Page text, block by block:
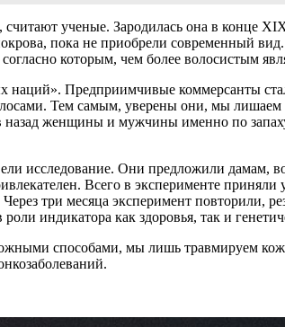
ученые. Зародилась она в конце
пока не приобрели современный
которым, чем более волосистым
наций». Предприимчивые коммерсанты
Тем самым, уверены они, мы лишаем
женщины и мужчины именно по
исследование. Они предложили дамам,
Всего в эксперименте
три месяца эксперимент повторили,
индикатора как здоровья, так и
способами, мы лишь травмируем